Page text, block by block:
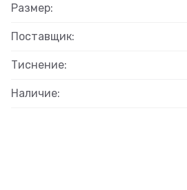
Размер:
Поставщик:
Тиснение:
Наличие: